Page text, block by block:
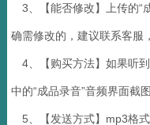
3、【能否修改】上传的“
确需修改的，建议联系客服
4、【购买方法】如果听到
中的“成品录音”音频界面截
5、【发送方式】mp3格